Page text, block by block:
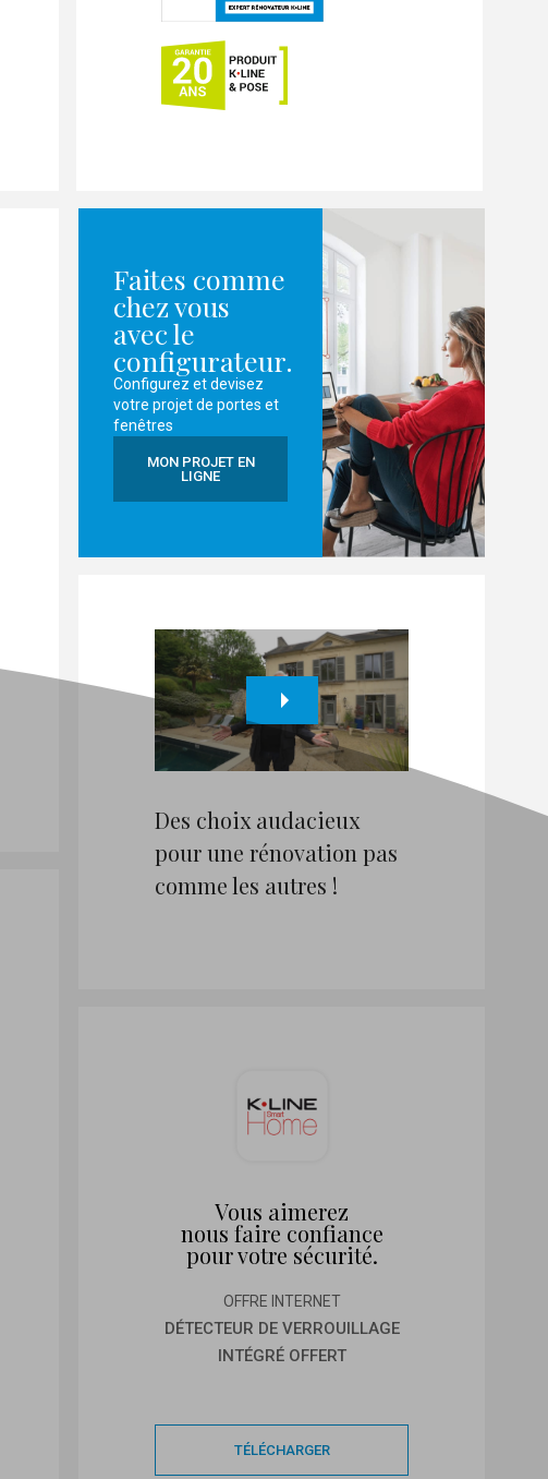
Faites comme
chez vous
avec le
configurateur.
Configurez et devisez
votre projet de portes et
fenêtres
MON PROJET EN
LIGNE
Des choix audacieux
pour une rénovation pas
comme les autres !
Vous aimerez
nous faire confiance
pour votre sécurité.
OFFRE INTERNET
DÉTECTEUR DE VERROUILLAGE
INTÉGRÉ OFFERT
TÉLÉCHARGER